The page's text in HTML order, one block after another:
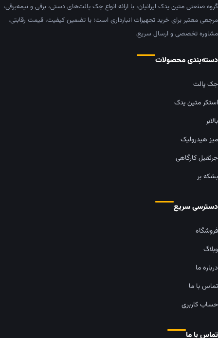
گروه صنعتی متین یدک ایرانیان، با ارائه انواع جک پالت‌های دستی، برقی و نیمه‌برقی،
مرجعی معتبر برای خرید تجهیزات انبارداری است؛ با تضمین کیفیت، قیمت رقابتی،
مشاوره تخصصی و ارسال سریع.
دسته‌بندی محصولات
جک پالت
استکر متین یدک
بالابر
میز هیدرولیک
جرثقیل کارگاهی
بشکه بر
دسترسی سریع
فروشگاه
وبلاگ
درباره ما
تماس با ما
حساب کاربری
تماس با ما